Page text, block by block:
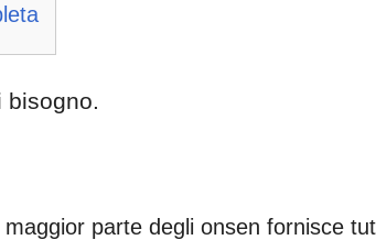
bisogno.
parte degli onsen fornisce